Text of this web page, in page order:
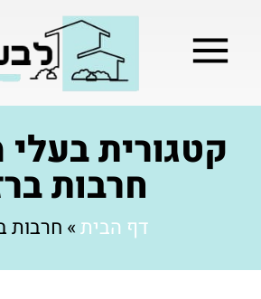
קטגורית
חרבות
דף הבית» חרבות